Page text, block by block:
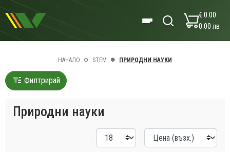
€ 0.00
0.00 лв
НАЧАЛО STEM ПРИРОДНИ НАУКИ
Филтрирай
Природни науки